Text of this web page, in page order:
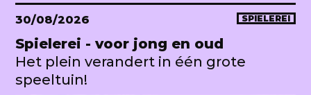
30/08/2026 SPIELEREI
Spielerei - voor jong en oud
Het plein verandert in één grote
speeltuin!